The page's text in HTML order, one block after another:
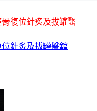
復位針炙及拔罐醫
針炙及拔罐醫舘